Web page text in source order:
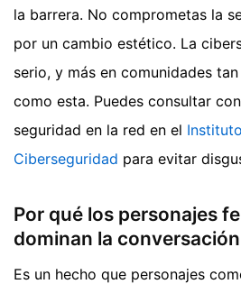
la barrera. No comprometas la
por un cambio estético. La
serio, y más en comunidades
como esta. Puedes consultar
seguridad en la red en el
Ciberseguridad para evitar
Por qué los personajes
dominan la conversación
Es un hecho que personajes